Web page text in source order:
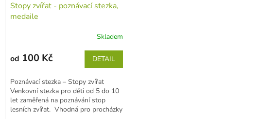
Stopy zvířat - poznávací stezka,
medaile
Skladem
od 100 Kč DETAIL
Poznávací stezka – Stopy zvířat
Venkovní stezka pro děti od 5 do 10
let zaměřená na poznávání stop
lesních zvířat. Vhodná pro procházky